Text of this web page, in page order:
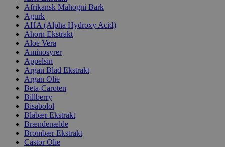
Afrikansk Mahogni Bark
Agurk
AHA (Alpha Hydroxy Acid)
Ahorn Ekstrakt
Aloe Vera
Aminosyrer
Appelsin
Argan Blad Ekstrakt
Argan Olie
Beta-Caroten
Billberry
Bisabolol
Blåbær Ekstrakt
Brændenælde
Brombær Ekstrakt
Castor Olie